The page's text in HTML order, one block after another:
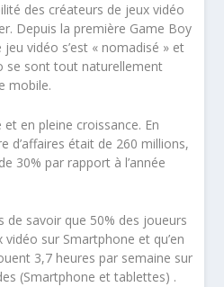
des créateurs de jeux vidéo
Depuis la première Game Boy
vidéo s’est « nomadisé » et
se sont tout naturellement
mobile.
en pleine croissance. En
d’affaires était de 260 millions,
30% par rapport à l’année
de savoir que 50% des joueurs
sur Smartphone et qu’en
3,7 heures par semaine sur
(Smartphone et tablettes) .